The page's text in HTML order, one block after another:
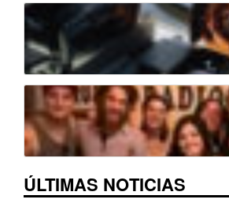
ÚLTIMAS NOTICIAS